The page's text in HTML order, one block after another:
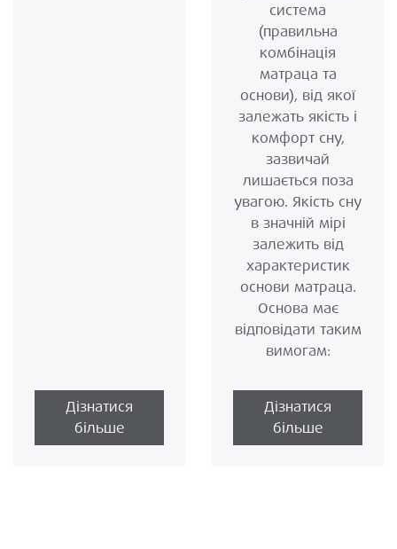
Дізнатися
більше
система
(правильна
комбінація
матраца та
основи), від якої
залежать якість і
комфорт сну,
зазвичай
лишається поза
увагою. Якість сну
в значній мірі
залежить від
характеристик
основи матраца.
Основа має
відповідати таким
вимогам:
Дізнатися
більше